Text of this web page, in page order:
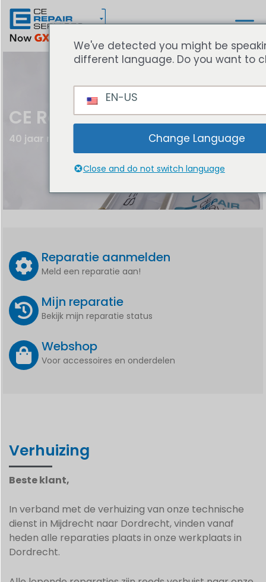
CE Repair Services
40 jaar reparatie
Dé service specialist voor
Reparatie aanmelden
Meld een reparatie aan!
Mijn reparatie
Bekijk mijn reparatie status
Webshop
Voor accessoires en onderdelen
Verhuizing
Beste klant,
In verband met de verhuizing van onze technische
dienst in Mijdrecht naar Dordrecht, vinden vanaf
heden alle reparaties plaats in onze werkplaats in
Dordrecht.
We've detected you might be
speaking a different language.
EN-US
Change Language